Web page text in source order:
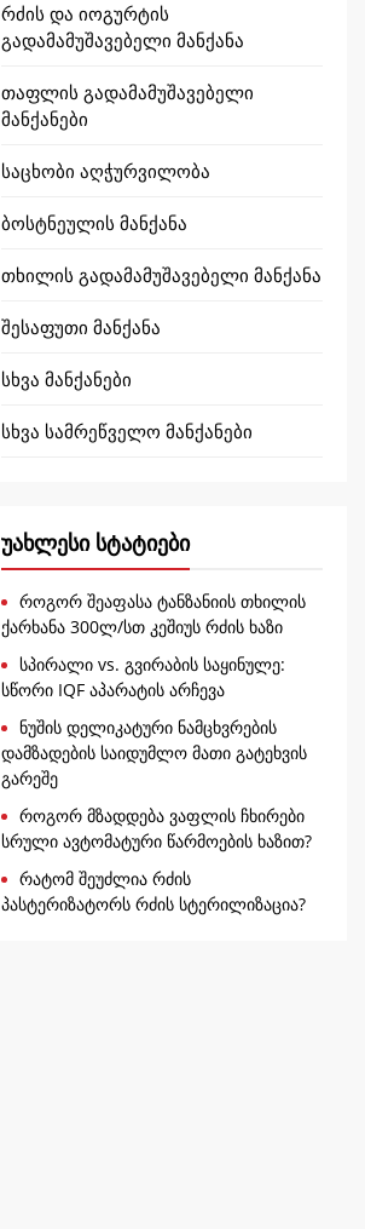
რძის და იოგურტის
გადამამუშავებელი მანქანა
თაფლის გადამამუშავებელი
მანქანები
საცხობი აღჭურვილობა
ბოსტნეულის მანქანა
თხილის გადამამუშავებელი მანქანა
შესაფუთი მანქანა
სხვა მანქანები
სხვა სამრეწველო მანქანები
უახლესი სტატიები
როგორ შეაფასა ტანზანიის თხილის
ქარხანა 300ლ/სთ კეშიუს რძის ხაზი
სპირალი vs. გვირაბის საყინულე:
სწორი IQF აპარატის არჩევა
ნუშის დელიკატური ნამცხვრების
დამზადების საიდუმლო მათი გატეხვის
გარეშე
როგორ მზადდება ვაფლის ჩხირები
სრული ავტომატური წარმოების ხაზით?
რატომ შეუძლია რძის
პასტერიზატორს რძის სტერილიზაცია?